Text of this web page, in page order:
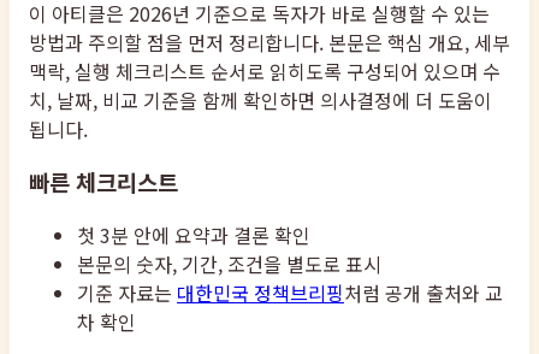
이 아티클은 2026년 기준으로 독자가 바로 실행할 수 있는
방법과 주의할 점을 먼저 정리합니다. 본문은 핵심 개요, 세부
맥락, 실행 체크리스트 순서로 읽히도록 구성되어 있으며 수
치, 날짜, 비교 기준을 함께 확인하면 의사결정에 더 도움이
됩니다.
빠른 체크리스트
첫 3분 안에 요약과 결론 확인
본문의 숫자, 기간, 조건을 별도로 표시
기준 자료는 대한민국 정책브리핑처럼 공개 출처와 교
차 확인